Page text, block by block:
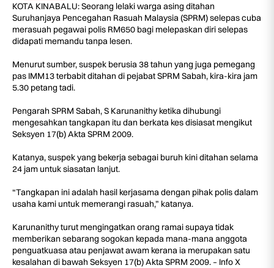
KOTA KINABALU: Seorang lelaki warga asing ditahan
Suruhanjaya Pencegahan Rasuah Malaysia (SPRM) selepas cuba
merasuah pegawai polis RM650 bagi melepaskan diri selepas
didapati memandu tanpa lesen.
Menurut sumber, suspek berusia 38 tahun yang juga pemegang
pas IMM13 terbabit ditahan di pejabat SPRM Sabah, kira-kira jam
5.30 petang tadi.
Pengarah SPRM Sabah, S Karunanithy ketika dihubungi
mengesahkan tangkapan itu dan berkata kes disiasat mengikut
Seksyen 17(b) Akta SPRM 2009.
Katanya, suspek yang bekerja sebagai buruh kini ditahan selama
24 jam untuk siasatan lanjut.
“Tangkapan ini adalah hasil kerjasama dengan pihak polis dalam
usaha kami untuk memerangi rasuah,” katanya.
Karunanithy turut mengingatkan orang ramai supaya tidak
memberikan sebarang sogokan kepada mana-mana anggota
penguatkuasa atau penjawat awam kerana ia merupakan satu
kesalahan di bawah Seksyen 17(b) Akta SPRM 2009. – Info X